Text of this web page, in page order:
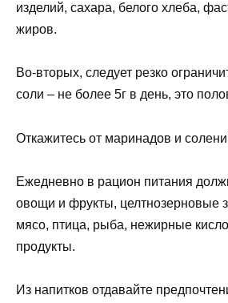
изделий, сахара, белого хлеба,
жиров.
Во-вторых, следует резко
соли – не более 5г в день, это
Откажитесь от маринадов и
Ежедневно в рацион питания
овощи и фрукты, целтнозерновые
мясо, птица, рыба, нежирные
продукты.
Из напитков отдавайте